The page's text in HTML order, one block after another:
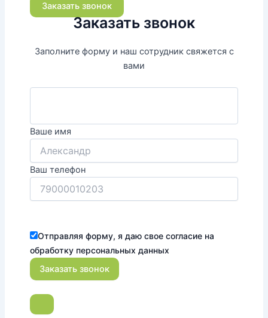
Заказать звонок
Заказать звонок
Заполните форму и наш сотрудник свяжется с
вами
Ваше имя
Ваш телефон
Отправляя форму, я даю свое согласие на
обработку персональных данных